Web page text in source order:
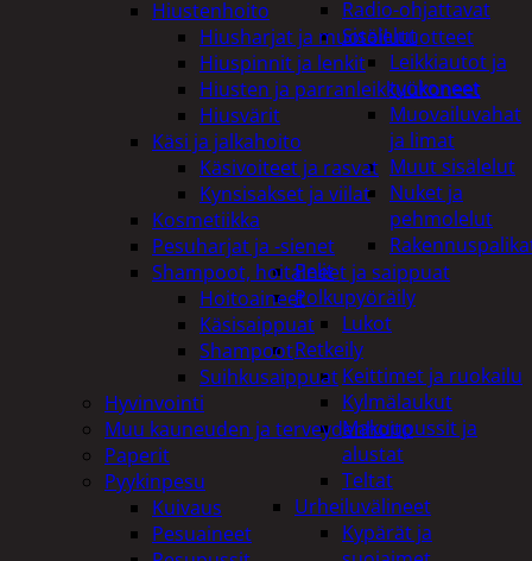
Radio-ohjattavat
Sisälelut
Leikkiautot ja
työkoneet
Muovailuvahat
ja limat
Muut sisälelut
Nuket ja
pehmolelut
Pelit
Polkupyöräily
Lukot
Retkeily
Keittimet ja ruokailu
Kylmälaukut
Makuupussit ja
alustat
Teltat
Urheiluvälineet
Kypärät ja
Hiustenhoito
Hiusharjat ja muotoilutuotteet
Hiuspinnit ja lenkit
Hiusten ja parranleikkuukoneet
Hiusvärit
Käsi ja jalkahoito
Käsivoiteet ja rasvat
Kynsisakset ja viilat
Kosmetiikka
Pesuharjat ja -sienet
Shampoot, hoitaineet ja saippuat
Hoitoaineet
Käsisaippuat
Shampoot
Suihkusaippuat
Hyvinvointi
Muu kauneuden ja terveydenhoito
Paperit
Pyykinpesu
Kuivaus
Pesuaineet